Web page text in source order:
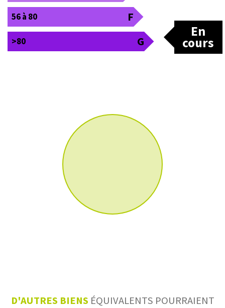
En
cours
56 à 80 F
>80 G
D'AUTRES BIENS ÉQUIVALENTS POURRAIENT